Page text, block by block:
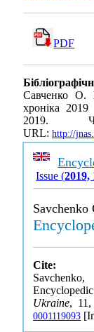
PDF
Савченко О.
хроніка 2019
2019.
URL: http://
Issue (2019,
Cite:
Ukraine, 11,
0001119093